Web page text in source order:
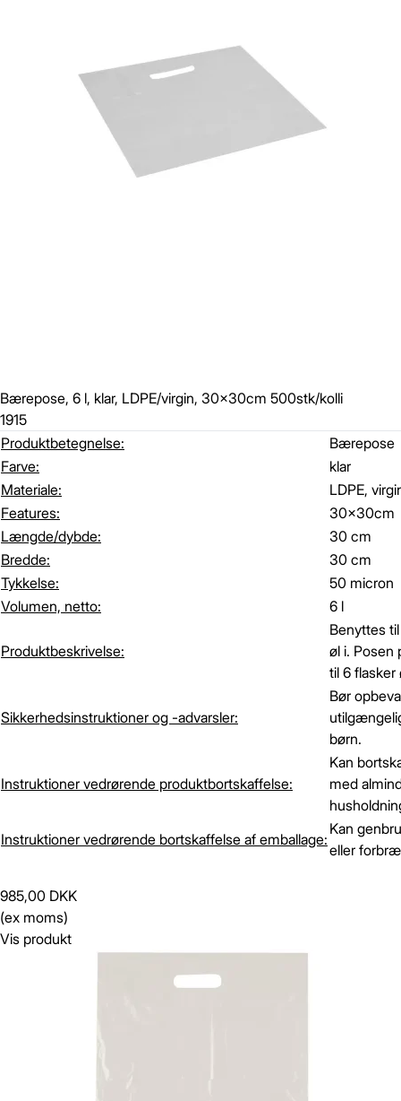
Bærepose, 6 l, klar, LDPE/virgin, 30x30cm 500stk/kolli
1915
Produktbetegnelse:
Bærepose
Farve:
klar
Materiale:
LDPE,
Features:
30x30cm
Længde/dybde:
30 cm
Bredde:
30 cm
Tykkelse:
50 micron
Volumen, netto:
6 l
Produktbeskrivelse:
Benyttes
øl i. Posen
til 6 flasker
Sikkerhedsinstruktioner og -advarsler:
Bør
børn.
Instruktioner vedrørende produktbortskaffelse:
Kan
med
Instruktioner vedrørende bortskaffelse af emballage:
Kan
eller
985,00 DKK
(ex moms)
Vis produkt